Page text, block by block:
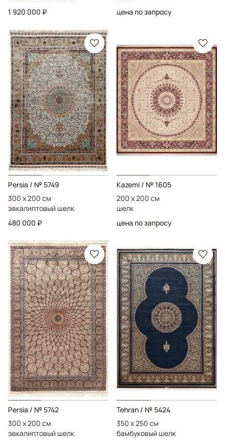
1 920 000 ₽
цена по запросу
Persia / № 5749
300 x 200 см
эвкалиптовый шелк
480 000 ₽
Kazemi / № 1605
200 x 200 см
шелк
цена по запросу
Persia / № 5742
300 x 200 см
эвкалиптовый шелк
Tehran / № 5424
350 x 250 см
бамбуковый шелк